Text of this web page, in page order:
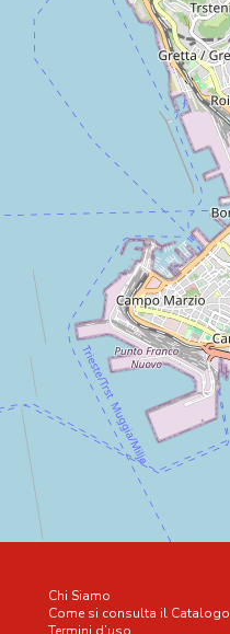
Chi Siamo
Come si consulta il Catalogo